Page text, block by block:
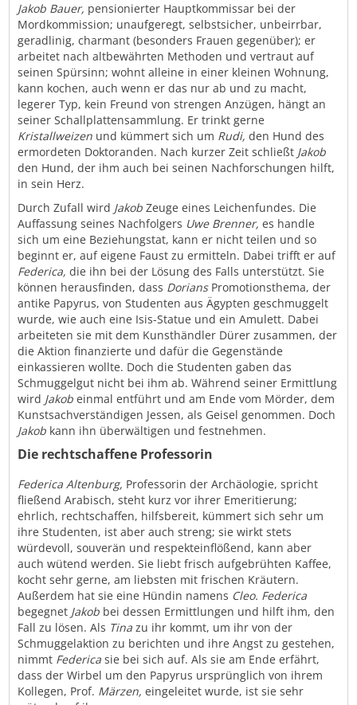
Jakob Bauer, pensionierter Hauptkommissar bei der
Mordkommission; unaufgeregt, selbstsicher, unbeirrbar,
geradlinig, charmant (besonders Frauen gegenüber); er
arbeitet nach altbewährten Methoden und vertraut auf
seinen Spürsinn; wohnt alleine in einer kleinen Wohnung,
kann kochen, auch wenn er das nur ab und zu macht,
legerer Typ, kein Freund von strengen Anzügen, hängt an
seiner Schallplattensammlung. Er trinkt gerne
Kristallweizen und kümmert sich um Rudi, den Hund des
ermordeten Doktoranden. Nach kurzer Zeit schließt Jakob
den Hund, der ihm auch bei seinen Nachforschungen hilft,
in sein Herz.
Durch Zufall wird Jakob Zeuge eines Leichenfundes. Die
Auffassung seines Nachfolgers Uwe Brenner, es handle
sich um eine Beziehungstat, kann er nicht teilen und so
beginnt er, auf eigene Faust zu ermitteln. Dabei trifft er auf
Federica, die ihn bei der Lösung des Falls unterstützt. Sie
können herausfinden, dass DoriansPromotionsthema, der
antike Papyrus, von Studenten aus Ägypten geschmuggelt
wurde, wie auch eine Isis-Statue und ein Amulett. Dabei
arbeiteten sie mit dem Kunsthändler Dürer zusammen, der
die Aktion finanzierte und dafür die Gegenstände
einkassieren wollte. Doch die Studenten gaben das
Schmuggelgut nicht bei ihm ab. Während seiner Ermittlung
wird Jakob einmal entführt und am Ende vom Mörder, dem
Kunstsachverständigen Jessen, als Geisel genommen. Doch
Jakob kann ihn überwältigen und festnehmen.
Die rechtschaffene Professorin
Federica Altenburg, Professorin der Archäologie, spricht
fließend Arabisch, steht kurz vor ihrer Emeritierung;
ehrlich, rechtschaffen, hilfsbereit, kümmert sich sehr um
ihre Studenten, ist aber auch streng; sie wirkt stets
würdevoll, souverän und respekteinflößend, kann aber
auch wütend werden. Sie liebt frisch aufgebrühten Kaffee,
kocht sehr gerne, am liebsten mit frischen Kräutern.
Außerdem hat sie eine Hündin namens Cleo. Federica
begegnet Jakob bei dessen Ermittlungen und hilft ihm, den
Fall zu lösen. Als Tina zu ihr kommt, um ihr von der
Schmuggelaktion zu berichten und ihre Angst zu gestehen,
nimmt Federica sie bei sich auf. Als sie am Ende erfährt,
dass der Wirbel um den Papyrus ursprünglich von ihrem
Kollegen, Prof. Märzen, eingeleitet wurde, ist sie sehr